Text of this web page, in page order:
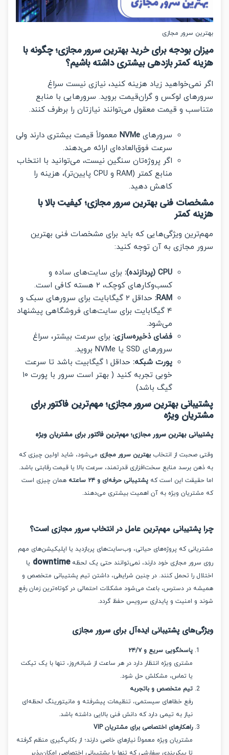
سرور مجازی
بودجه برای خرید بهترین سرور مجازی؛ چگونه با
کمتر بازدهی بیشتری داشته باشیم؟
نمی‌خواهید زیاد هزینه کنید، نیازی نیست سراغ
لوکس و گران‌قیمت بروید. سرورهایی با منابع
و قیمت معقول می‌توانند نیازتان را برطرف کنند.
سرورهایNVMeمعمولاً قیمت بیشتری دارند ولی
سرعت فوق‌العاده‌ای ارائه می‌دهند.
اگر پروژه‌تان سنگین نیست، می‌توانید با انتخاب
منابع کمتر (RAM و CPU پایین‌تر)، هزینه را
کاهش دهید.
فنی بهترین سرور مجازی؛ کیفیت بالا با
کمتر
ویژگی‌هایی که باید برای مشخصات فنی بهترین
مجازی به آن توجه کنید:
برای سایت‌های ساده و
کسب‌وکارهای کوچک، ۲ هسته کافی است.
حداقل ۲ گیگابایت برای سرورهای سبک و
۴ گیگابایت برای سایت‌های فروشگاهی پیشنهاد
فضای ذخیره‌سازی:برای سرعت بیشتر، سراغ
سرورهای SSD یا NVMe بروید.
پورت شبکه:
حداقل ۱ گیگابیت باشد تا سرعت
خوبی تجربه کنید ( بهتر است سرور با پورت ۱۰
گیگ باشد)
بهترین سرور مجازی؛ مهم‌ترین فاکتور برای
ویژه
بهترین سرور مجازی؛ مهم‌ترین فاکتور برای مشتریان ویژه
صحبت از انتخاب بهترین سرور مجازیمی‌شود، شاید اولین چیزی که
برسد منابع سخت‌افزاری قدرتمند، سرعت بالا یا قیمت رقابتی باشد.
این است کهپشتیبانی حرفه‌ای و ۲۴ ساعته
همان چیزی است
ویژه به آن اهمیت بیشتری می‌دهند.
پشتیبانی مهم‌ترین عامل در انتخاب سرور مجازی است؟
که پروژه‌های حیاتی، وب‌سایت‌های پربازدید یا اپلیکیشن‌های مهم
مجازی خود دارند، نمی‌توانند حتی یک لحظهdowntime یا
را تحمل کنند. در چنین شرایطی، داشتن تیم پشتیبانی متخصص و
در دسترس، باعث می‌شود مشکلات احتمالی در کوتاه‌ترین زمان رفع
و امنیت و پایداری سرویس حفظ گردد.
پشتیبانی ایده‌آل برای سرور مجازی
پاسخگویی سریع و ۲۴/۷
مشتری ویژه انتظار دارد در هر ساعت از شبانه‌روز، تنها با یک تیکت
یا تماس، مشکلش حل شود.
تیم متخصص و باتجربه
رفع خطاهای سیستمی، تنظیمات پیشرفته و مانیتورینگ لحظه‌ای
نیاز به تیمی دارد که دانش فنی بالایی داشته باشد.
راهکارهای اختصاصی برای مشتریان VIP
مشتریان ویژه معمولاً نیازهای خاصی دارند؛ از بکاپ‌گیری منظم گرفته
تا پیکربندی سفارشی که تنها با پشتیبانی اختصاصی امکان‌پذیر